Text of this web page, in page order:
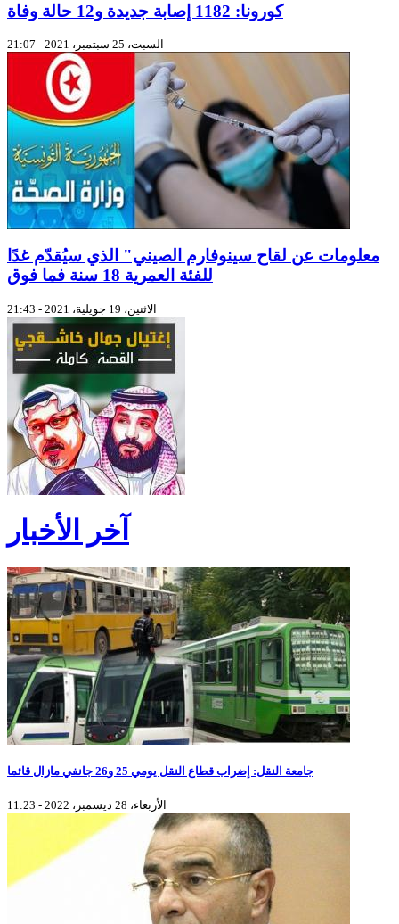
كورونا: 1182 إصابة جديدة و12 حالة وفاة
السبت، 25 سبتمبر، 2021 - 21:07
معلومات عن لقاح سينوفارم الصيني" الذي سيُقدّم غدًا
للفئة العمرية 18 سنة فما فوق
الاثنين، 19 جويلية، 2021 - 21:43
آخر الأخبار
جامعة النقل: إضراب قطاع النقل يومي 25 و26 جانفي مازال قائما
الأربعاء، 28 ديسمبر، 2022 - 11:23